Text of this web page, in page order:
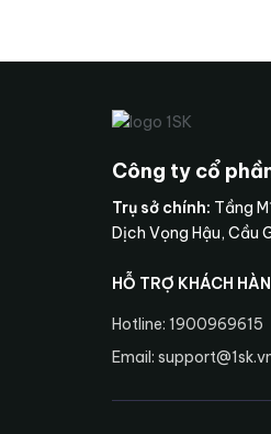
Công ty cổ
Trụ sở chính: Tầng
Dịch Vọng Hậu, Cầu
HỖ TRỢ KHÁCH
Hotline: 1900969615
Email: